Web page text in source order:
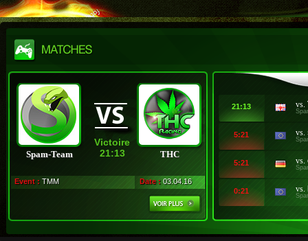
Spam-Team
Victoire
21:13
THC
Event : TMM Date : 03.04.16
21:13 vs.
5:21 vs.
5:21 vs.
0:21 vs.